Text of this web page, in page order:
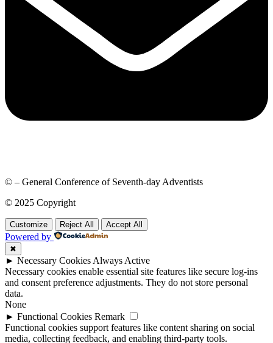
© – General Conference of Seventh-day Adventists
© 2025 Copyright
Customize Reject All Accept All
Powered by
✖
► Necessary Cookies Always Active
Necessary cookies enable essential site features like secure log-ins
and consent preference adjustments. They do not store personal
data.
None
► Functional Cookies Remark
Functional cookies support features like content sharing on social
media, collecting feedback, and enabling third-party tools.